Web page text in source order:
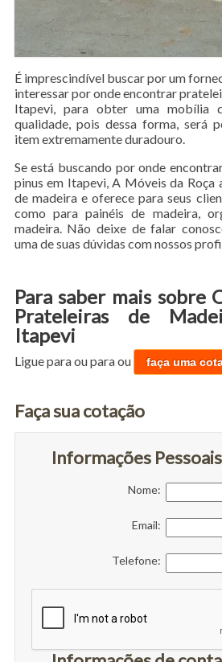
É imprescindível buscar por um
interessar por onde encontrar
Itapevi, para obter uma mobília
qualidade, pois dessa forma, será
item extremamente duradouro.
Se está buscando por onde
pinus em Itapevi, A Móveis da Roça
de madeira e oferece para seus
como para painéis de madeira,
madeira. Não deixe de falar
uma de suas dúvidas com nossos
Para saber mais sobre
Prateleiras de
Itapevi
Ligue paraou paraou faça uma
Faça sua cotação
Informações Pessoais
Nome:
Email:
Telefone: